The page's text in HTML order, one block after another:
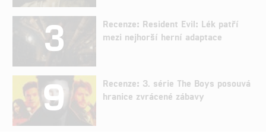
3
Recenze: Resident Evil: Lék patří
mezi nejhorší herní adaptace
9
Recenze: 3. série The Boys posouvá
hranice zvrácené zábavy